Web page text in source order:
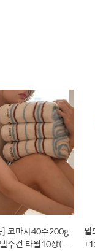
] 코마사40수200g
수건 타월10장(선
월